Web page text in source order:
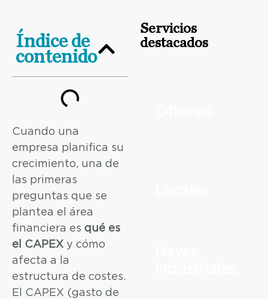
Índice de
contenido
Cuando una
empresa planifica su
crecimiento, una de
las primeras
preguntas que se
plantea el área
financiera es qué es
el CAPEX y cómo
afecta a la
estructura de costes.
El CAPEX (gasto de
Servicios
destacados